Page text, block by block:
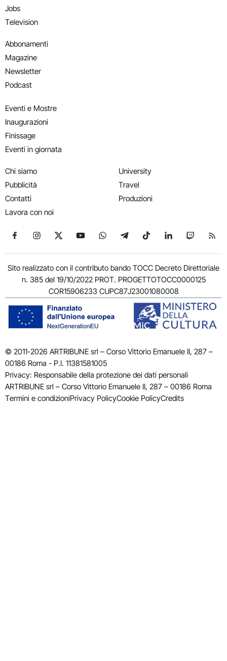
Jobs
Television
Abbonamenti
Magazine
Newsletter
Podcast
Eventi e Mostre
Inaugurazioni
Finissage
Eventi in giornata
Chi siamo
Pubblicità
Contatti
Lavora con noi
University
Travel
Produzioni
Seguici su Facebook
Seguici su Instagram
Seguici su X
Seguici su YouTube
Seguici su WhatsApp
Seguici su Telegram
Seguici su TikTok
Seguici su
Seguici
Sito realizzato con il contributo bando TOCC Decreto Direttoriale
n. 385 del 19/10/2022 PROT. PROGETTOTOCC0000125
COR15906233 CUPC87J23001080008
© 2011-2026 ARTRIBUNE srl – Corso Vittorio Emanuele II, 287 –
00186 Roma - P.I. 11381581005
Privacy: Responsabile della protezione dei dati personali
ARTRIBUNE srl – Corso Vittorio Emanuele II, 287 – 00186 Roma
Termini e condizioniPrivacy PolicyCookie PolicyCredits